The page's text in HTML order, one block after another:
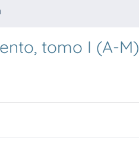
tomo I (A-M)